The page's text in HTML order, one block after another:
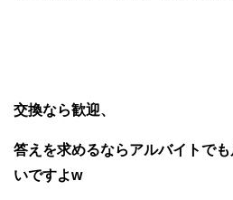
交換なら歓迎、
答えを求めるならアルバイトで
いですよw